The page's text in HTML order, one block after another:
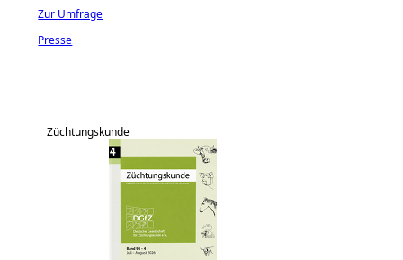
Zur Umfrage
Presse
Züchtungskunde